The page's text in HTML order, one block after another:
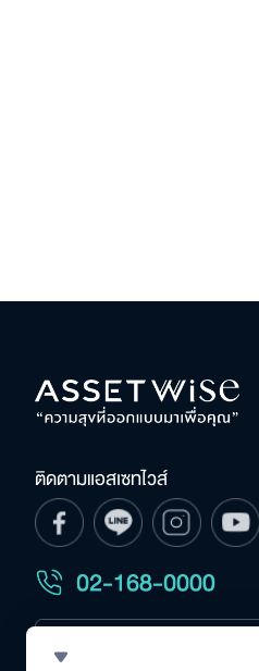
ติดตามแอสเซทไวส์